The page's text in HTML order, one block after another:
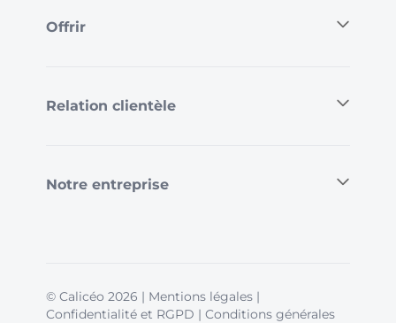
Offrir
Relation clientèle
Notre entreprise
© Calicéo 2026 | Mentions légales |
Confidentialité et RGPD | Conditions générales